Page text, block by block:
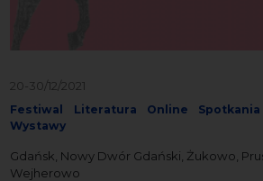
20-30/12/2021
Festiwal Literatura Online Spotkania
Wystawy
Gdańsk, Nowy Dwór Gdański, Żukowo,
Wejherowo